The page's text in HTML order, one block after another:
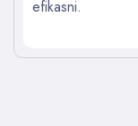
efikasni.